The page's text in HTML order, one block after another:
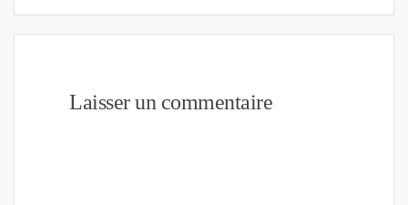
Laisser un commentaire